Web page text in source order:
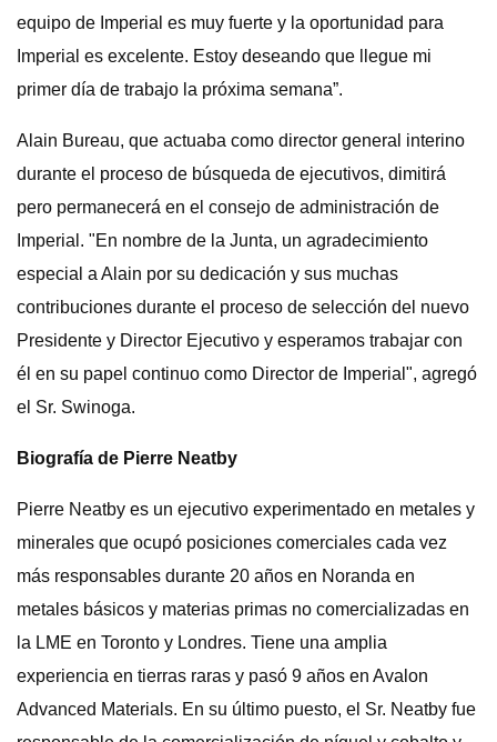
equipo de Imperial es muy fuerte y la oportunidad para
Imperial es excelente. Estoy deseando que llegue mi
primer día de trabajo la próxima semana”.
Alain Bureau, que actuaba como director general interino
durante el proceso de búsqueda de ejecutivos, dimitirá
pero permanecerá en el consejo de administración de
Imperial. "En nombre de la Junta, un agradecimiento
especial a Alain por su dedicación y sus muchas
contribuciones durante el proceso de selección del nuevo
Presidente y Director Ejecutivo y esperamos trabajar con
él en su papel continuo como Director de Imperial", agregó
el Sr. Swinoga.
Biografía de Pierre Neatby
Pierre Neatby es un ejecutivo experimentado en metales y
minerales que ocupó posiciones comerciales cada vez
más responsables durante 20 años en Noranda en
metales básicos y materias primas no comercializadas en
la LME en Toronto y Londres. Tiene una amplia
experiencia en tierras raras y pasó 9 años en Avalon
Advanced Materials. En su último puesto, el Sr. Neatby fue